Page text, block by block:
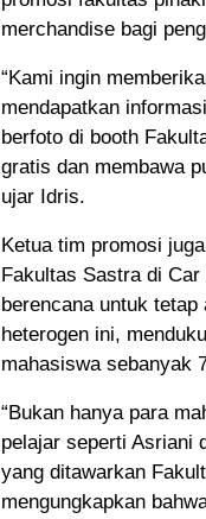
merchandise bagi
“Kami ingin
mendapatkan
berfoto di booth
gratis dan membawa
ujar Idris.
Ketua tim promosi
Fakultas Sastra di
berencana untuk
heterogen ini,
mahasiswa sebanyak
“Bukan hanya para
pelajar seperti Asriani
yang ditawarkan
mengungkapkan